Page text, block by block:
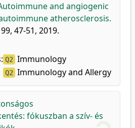
and angiogenic
atherosclerosis.
47-51, 2019.
Q2 Immunology
Q2 Immunology and Allergy
fókuszban a szív- és